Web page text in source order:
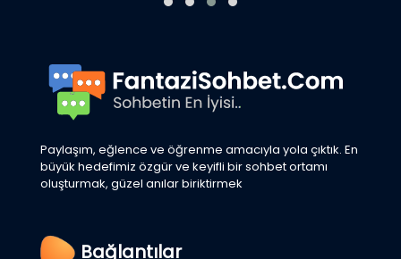
Paylaşım, eğlence ve öğrenme amacıyla yola çıktık. En
büyük hedefimiz özgür ve keyifli bir sohbet ortamı
oluşturmak, güzel anılar biriktirmek
Bağlantılar